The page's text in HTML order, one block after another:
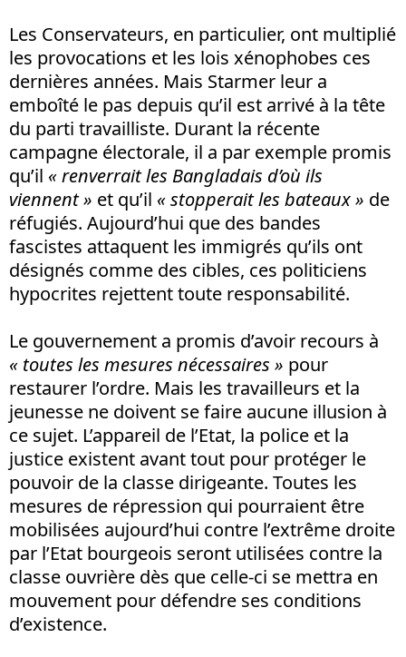
Les Conservateurs, en particulier, ont multiplié
les provocations et les lois xénophobes ces
dernières années. Mais Starmer leur a
emboîté le pas depuis qu’il est arrivé à la tête
du parti travailliste. Durant la récente
campagne électorale, il a par exemple promis
qu’il « renverrait les Bangladais d’où ils
viennent » et qu’il « stopperait les bateaux » de
réfugiés. Aujourd’hui que des bandes
fascistes attaquent les immigrés qu’ils ont
désignés comme des cibles, ces politiciens
hypocrites rejettent toute responsabilité.
Le gouvernement a promis d’avoir recours à
« toutes les mesures nécessaires » pour
restaurer l’ordre. Mais les travailleurs et la
jeunesse ne doivent se faire aucune illusion à
ce sujet. L’appareil de l’Etat, la police et la
justice existent avant tout pour protéger le
pouvoir de la classe dirigeante. Toutes les
mesures de répression qui pourraient être
mobilisées aujourd’hui contre l’extrême droite
par l’Etat bourgeois seront utilisées contre la
classe ouvrière dès que celle-ci se mettra en
mouvement pour défendre ses conditions
d’existence.